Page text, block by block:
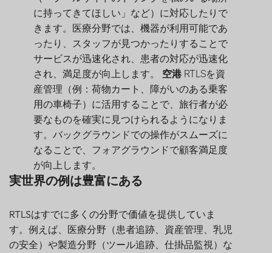
に持ってきてほしい」など）に対応したりで
きます。医療分野では、機器が利用可能であ
ったり、スタッフが見つかったりすることで
サービスが迅速化され、患者の対応が迅速化
され、満足度が向上します。 空港RTLSを資
産管理（例：荷物カート、障がいのある乗客
用の車椅子）に活用することで、旅行者が必
要なものを確実に見つけられるようになりま
す。バックグラウンドでの操作がスムーズに
なることで、フォアグラウンドで顧客満足度
が向上します。
実世界の例は豊富にある
RTLSはすでに多くの分野で価値を提供していま
す。例えば、医療分野（患者追跡、資産管理、乳児
の安全）や製造分野（ツール追跡、仕掛品監視）な